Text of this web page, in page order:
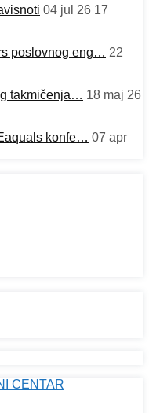
04 jul 26 17
poslovnog eng… 22
takmičenja… 18 maj 26
konfe… 07 apr
CENTAR